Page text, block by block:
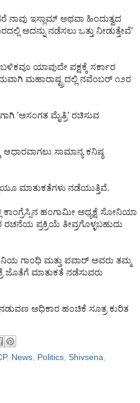
ನಾವು ಇಸ್ಲಾಮ್ ಅಥವಾ ಹಿಂದುತ್ವದ
ಅದನ್ನು ನಡೆಸಲು ಒತ್ತು ನೀಡುತ್ತೇವೆ’
ಬಳಿಕವೂ ಯಾವುದೇ ಪಕ್ಷಕ್ಕೆ ಸರ್ಕಾರ
ಮಹಾರಾಷ್ಟ್ರದಲ್ಲಿ ನವೆಂಬರ್ ೧೨ರ
’ಅಸಂಗತ ಮೈತ್ರಿ’ ರಚಿಸುವ
ಆಧಾರವಾಗಲು ಸಾಮಾನ್ಯ ಕನಿಷ್ಠ
ಮಾತುಕತೆಗಳು ನಡೆಯುತ್ತಿವೆ.
ಕಾಂಗ್ರೆಸ್ಸಿನ ಹಂಗಾಮೀ ಅಧ್ಯಕ್ಷೆ ಸೋನಿಯಾ
ರಚನೆಯ ಪ್ರಕ್ರಿಯೆ ತೀವ್ರಗೊಳ್ಳಬಹುದು
ಗಾಂಧಿ ಮತ್ತು ಪವಾರ್ ಅವರು ತಮ್ಮ
ಜೊತೆಗೆ ಮಾತುಕತೆ ನಡೆಸುವರು
ಅಧಿಕಾರ ಹಂಚಿಕೆ ಸೂತ್ರ ಕುರಿತ
, News Politics Shivsena